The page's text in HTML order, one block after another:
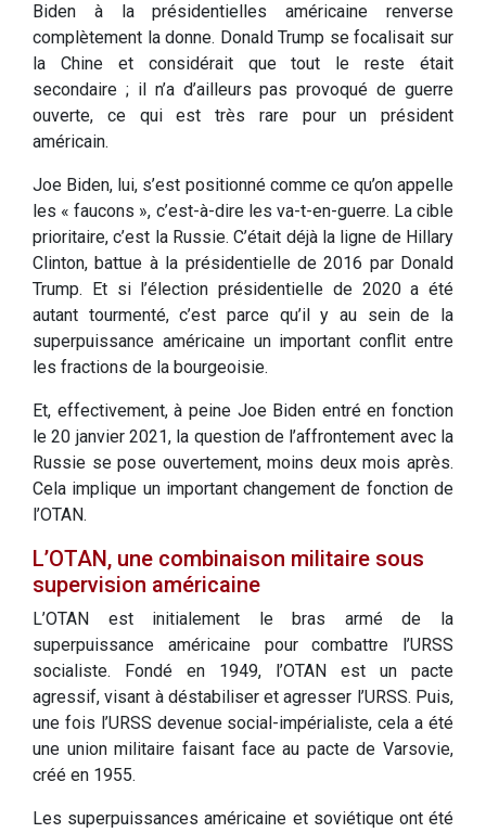
Biden à la présidentielles américaine renverse
complètement la donne. Donald Trump se focalisait sur
la Chine et considérait que tout le reste était
secondaire ; il n’a d’ailleurs pas provoqué de guerre
ouverte, ce qui est très rare pour un président
américain.
Joe Biden, lui, s’est positionné comme ce qu’on appelle
les « faucons », c’est-à-dire les va-t-en-guerre. La cible
prioritaire, c’est la Russie. C’était déjà la ligne de Hillary
Clinton, battue à la présidentielle de 2016 par Donald
Trump. Et si l’élection présidentielle de 2020 a été
autant tourmenté, c’est parce qu’il y au sein de la
superpuissance américaine un important conflit entre
les fractions de la bourgeoisie.
Et, effectivement, à peine Joe Biden entré en fonction
le 20 janvier 2021, la question de l’affrontement avec la
Russie se pose ouvertement, moins deux mois après.
Cela implique un important changement de fonction de
l’OTAN.
L’OTAN, une combinaison militaire sous
supervision américaine
L’OTAN est initialement le bras armé de la
superpuissance américaine pour combattre l’URSS
socialiste. Fondé en 1949, l’OTAN est un pacte
agressif, visant à déstabiliser et agresser l’URSS. Puis,
une fois l’URSS devenue social-impérialiste, cela a été
une union militaire faisant face au pacte de Varsovie,
créé en 1955.
Les superpuissances américaine et soviétique ont été